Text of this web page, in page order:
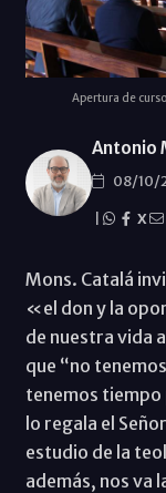
Apertura de
Antonio
08/10/
X
Mons. Catalá
«el don y la
de nuestra vida
que “no
tenemos tiempo
lo regala el
estudio de la
además, nos va